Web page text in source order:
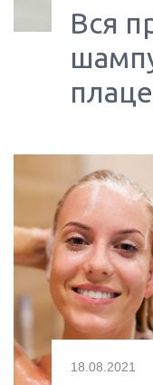
Вся
18.08.2021